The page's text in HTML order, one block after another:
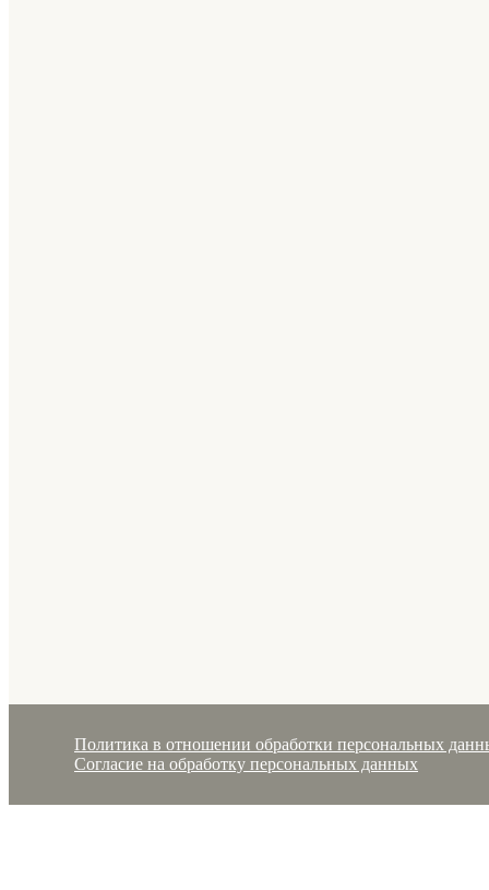
Политика в отношении обработки персональных
Согласие на обработку персональных данных